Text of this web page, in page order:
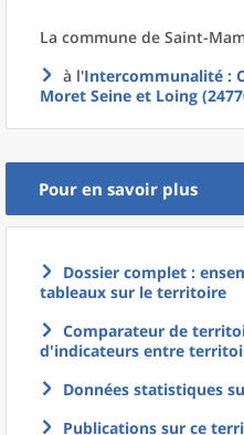
La commune de Saint-
à l'Intercommunalité :
Moret Seine et Loing
Pour en savoir plus
Dossier complet :
tableaux sur le territoire
Comparateur de
d'indicateurs entre
Données statistiques
Publications sur ce